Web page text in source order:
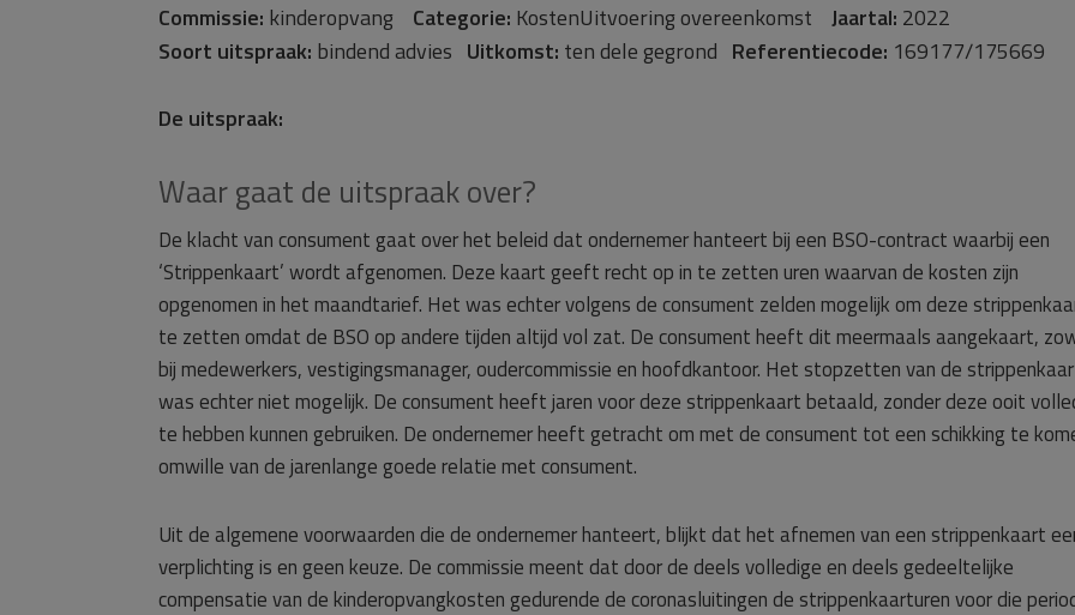
Commissie: kinderopvang Categorie: KostenUitvoering overeenkomst Jaartal: 2022
Soort uitspraak: bindend advies Uitkomst: ten dele gegrond Referentiecode: 169177/175669
De uitspraak:
Waar gaat de uitspraak over?
De klacht van consument gaat over het beleid dat ondernemer hanteert bij een BSO-contract waarbij een
‘Strippenkaart’ wordt afgenomen. Deze kaart geeft recht op in te zetten uren waarvan de kosten zijn
opgenomen in het maandtarief. Het was echter volgens de consument zelden mogelijk om deze
te zetten omdat de BSO op andere tijden altijd vol zat. De consument heeft dit meermaals aangekaart,
bij medewerkers, vestigingsmanager, oudercommissie en hoofdkantoor. Het stopzetten van de
was echter niet mogelijk. De consument heeft jaren voor deze strippenkaart betaald, zonder deze ooit
te hebben kunnen gebruiken. De ondernemer heeft getracht om met de consument tot een schikking te
omwille van de jarenlange goede relatie met consument.
Uit de algemene voorwaarden die de ondernemer hanteert, blijkt dat het afnemen van een strippenkaart
verplichting is en geen keuze. De commissie meent dat door de deels volledige en deels gedeeltelijke
compensatie van de kinderopvangkosten gedurende de coronasluitingen de strippenkaarturen voor die